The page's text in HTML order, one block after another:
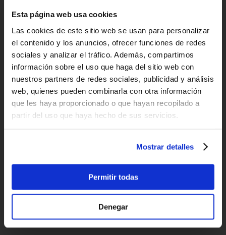
Esta página web usa cookies
Las cookies de este sitio web se usan para personalizar
el contenido y los anuncios, ofrecer funciones de redes
sociales y analizar el tráfico. Además, compartimos
información sobre el uso que haga del sitio web con
nuestros partners de redes sociales, publicidad y análisis
web, quienes pueden combinarla con otra información
que les haya proporcionado o que hayan recopilado a
partir del uso que haya hecho de sus servicios.
Mostrar detalles
Permitir todas
Denegar
Entregas rápidas
Devoluciones
hasta 14 días naturales
Clientes satisfechos
¡compra hoy con nosotros!
"Profesionalidad"
Carlos